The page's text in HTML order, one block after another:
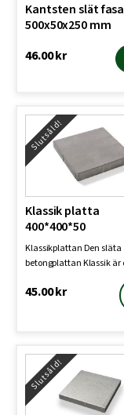
Kantsten slät
500x50x250 mm
46.00kr
Slutsåld!
Klassik platta
400*400*50
Klassikplattan Den släta
betongplattan Klassik är
suveränt system och är
45.00kr
Slutsåld!